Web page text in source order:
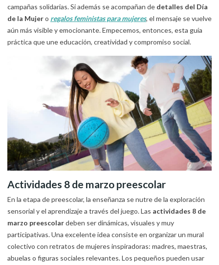
campañas solidarias. Si además se acompañan de detalles del Día
de la Mujero regalos feministas para mujeres, el mensaje se vuelve
aún más visible y emocionante. Empecemos, entonces, esta guía
práctica que une educación, creatividad y compromiso social.
Actividades 8 de marzo preescolar
En la etapa de preescolar, la enseñanza se nutre de la exploración
sensorial y el aprendizaje a través del juego. Las actividades 8 de
marzo preescolardeben ser dinámicas, visuales y muy
participativas. Una excelente idea consiste en organizar un mural
colectivo con retratos de mujeres inspiradoras: madres, maestras,
abuelas o figuras sociales relevantes. Los pequeños pueden usar